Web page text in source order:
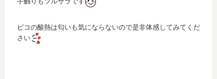
ピコの酸熱は匂いも気にならないので是非体感してみてくだ
さい